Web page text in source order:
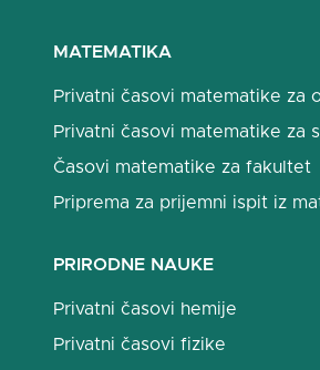
MATEMATIKA
Privatni časovi matematike za
Privatni časovi matematike za
Časovi matematike za fakultet
Priprema za prijemni ispit iz
PRIRODNE NAUKE
Privatni časovi hemije
Privatni časovi fizike